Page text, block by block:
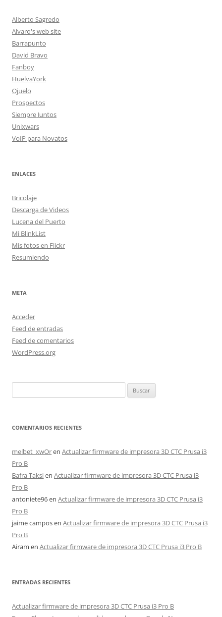
Alberto Sagredo
Alvaro's web site
Barrapunto
David Bravo
Fanboy
HuelvaYork
Ojuelo
Prospectos
Siempre Juntos
Unixwars
VoIP para Novatos
ENLACES
Bricolaje
Descarga de Videos
Lucena del Puerto
Mi BlinkList
Mis fotos en Flickr
Resumiendo
META
Acceder
Feed de entradas
Feed de comentarios
WordPress.org
COMENTARIOS RECIENTES
melbet_xwOren Actualizar firmware de impresora 3D CTC Prusa i3
Pro B
Bafra Taksien Actualizar firmware de impresora 3D CTC Prusa i3
Pro B
antoniete96en Actualizar firmware de impresora 3D CTC Prusa i3
Pro B
jaime camposen Actualizar firmware de impresora 3D CTC Prusa i3
Pro B
Airam en Actualizar firmware de impresora 3D CTC Prusa i3 Pro B
ENTRADAS RECIENTES
Actualizar firmware de impresora 3D CTC Prusa i3 Pro B